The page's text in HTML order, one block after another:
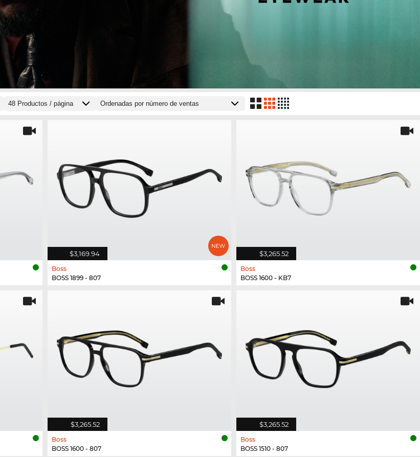
$3,169.94
Boss
BOSS 1899 - 807
$3,265.52
Boss
BOSS 1600 - KB7
$3,265.52
Boss
BOSS 1600 - 807
$3,265.52
Boss
BOSS 1510 - 807